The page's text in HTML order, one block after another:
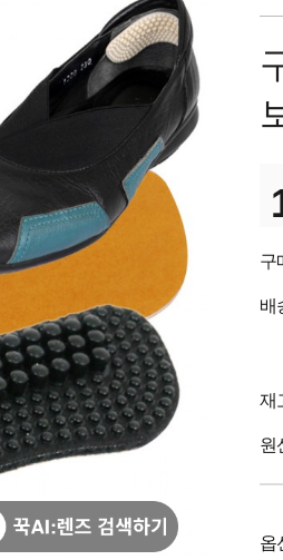
구
배
재
원
옵